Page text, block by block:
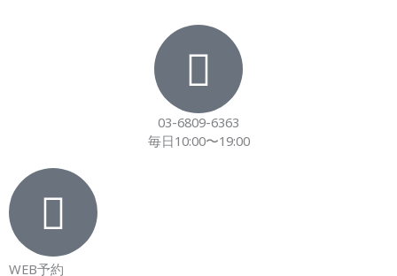
03-6809-6363
毎日10:00〜19:00
WEB予約